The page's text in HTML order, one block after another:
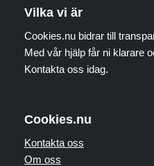
Vilka vi är
Cookies.nu bidrar till
Med vår hjälp får ni klarare
Kontakta oss idag.
Cookies.nu
Kontakta oss
Om oss